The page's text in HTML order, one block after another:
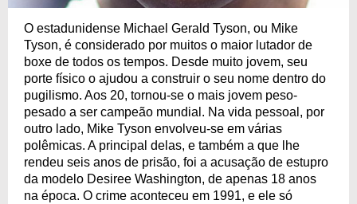
O estadunidense Michael Gerald Tyson, ou Mike
Tyson, é considerado por muitos o maior lutador de
boxe de todos os tempos. Desde muito jovem, seu
porte físico o ajudou a construir o seu nome dentro do
pugilismo. Aos 20, tornou-se o mais jovem peso-
pesado a ser campeão mundial. Na vida pessoal, por
outro lado, Mike Tyson envolveu-se em várias
polêmicas. A principal delas, e também a que lhe
rendeu seis anos de prisão, foi a acusação de estupro
da modelo Desiree Washington, de apenas 18 anos
na época. O crime aconteceu em 1991, e ele só